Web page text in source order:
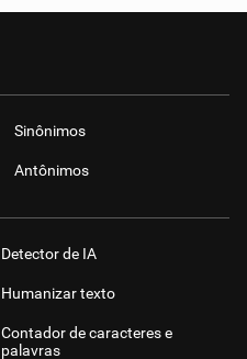
Sinônimos
Antônimos
Detector de IA
Humanizar texto
Contador de caracteres e
palavras